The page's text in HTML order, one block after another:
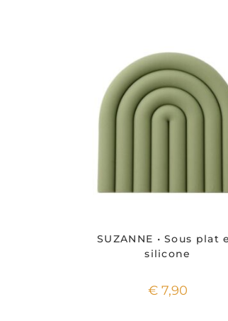
SUZANNE • Sous plat
silicone
€ 7,90